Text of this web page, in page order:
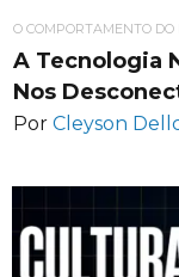
O COMPORTAMENTO
A Tecnologia
Nos
Por Cleyson